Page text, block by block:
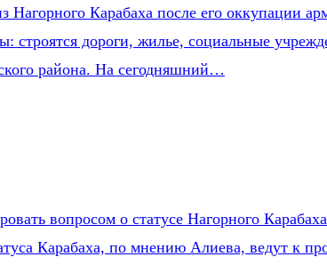
Нагорного Карабаха после его оккупации
строятся дороги, жилье, социальные
района. На сегодняшний…
вопросом о статусе Нагорного
Карабаха, по мнению Алиева, ведут к